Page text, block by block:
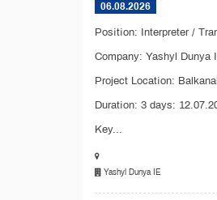
06.08.2026
Position: Interpreter /
Company: Yashyl Dunya
Project Location:
Duration: 3 days:
Key...
Yashyl Dunya IE